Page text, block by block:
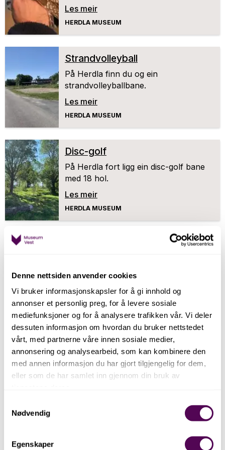
Denne nettsiden anvender cookies
Vi bruker informasjonskapsler for å gi innhold og
annonser et personlig preg, for å levere sosiale
mediefunksjoner og for å analysere trafikken vår. Vi deler
dessuten informasjon om hvordan du bruker nettstedet
vårt, med partnerne våre innen sosiale medier,
annonsering og analysearbeid, som kan kombinere den
med annen informasjon du har gjort tilgjengelig for dem,
eller som de har samlet inn gjennom din bruk av
Nødvendig
Egenskaper
leitar etter mat i fjæra.
Les meir
HERDLA MUSEUM
Strandvolleyball
På Herdla finn du og ein
strandvolleyballbane.
Les meir
HERDLA MUSEUM
Disc-golf
På Herdla fort ligg ein disc-golf bane
med 18 hol.
Les meir
HERDLA MUSEUM
turalternativ. Det som særpregar alle
Les meir
HERDLA MUSEUM
Det Hanseatiske Museum og
Schøtstuene
Hanseatene er for lengst borte fra